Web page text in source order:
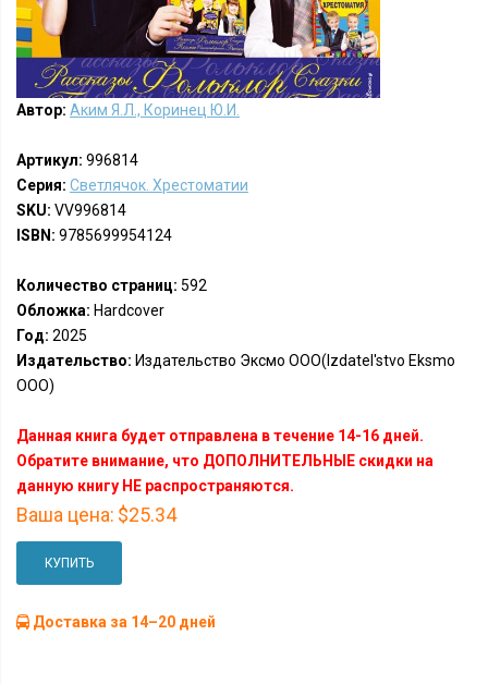
Автор: Аким Я.Л., Коринец Ю.И.
Артикул: 996814
Серия: Светлячок. Хрестоматии
SKU: VV996814
ISBN: 9785699954124
Количество страниц: 592
Обложка: Hardcover
Год: 2025
Издательство: Издательство Эксмо ООО(Izdatel'stvo Eksmo
OOO)
Данная книга будет отправлена в течение 14-16 дней.
Обратите внимание, что ДОПОЛНИТЕЛЬНЫЕ скидки на
данную книгу НЕ распространяются.
Ваша цена: $25.34
КУПИТЬ
Доставка за 14–20 дней